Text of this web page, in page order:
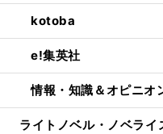
kotoba
e!集英社
情報・知識＆オピニ
ライトノベル・ノベライ